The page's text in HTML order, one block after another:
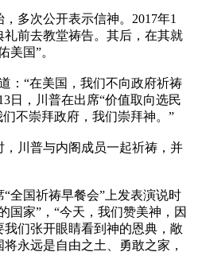
多次公开表示信神。2017年1
礼前去教堂祷告。其后，在其就
美国”。
：“在美国，我们不向政府祈祷
，川普在出席“价值取向选民
不崇拜政府，我们崇拜神。”
川普与内阁成员一起祈祷，并
“全国祈祷早餐会”上发表演说时
国家”，“今天，我们赞美神，因
们张开眼睛看到神的恩典，敞
永远是自由之土、勇敢之家，